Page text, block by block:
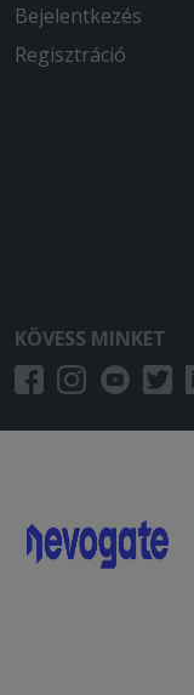
Bejelentkezés
Regisztráció
KÖVESS MINKET